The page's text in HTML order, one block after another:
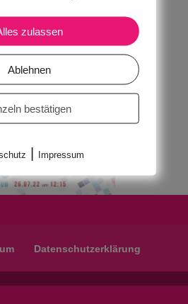
Datenschutzerklärung
zulassen
Ablehnen
bestätigen
| Impressum